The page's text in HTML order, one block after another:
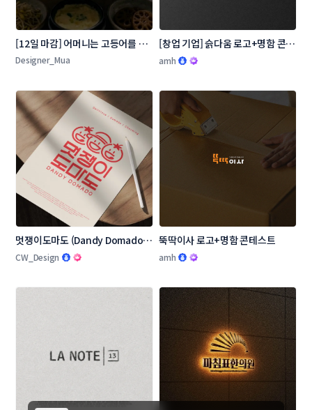
[12일 마감] 어머니는 고등어를 로
고 콘테스트
Designer_Mua
[창업 기업] 슭다움 로고+명함 콘테
스트
amh
멋쟁이도마도 (Dandy Domado
로고 콘테스트
CW_Design
뚝딱이사 로고+명함 콘테스트
amh